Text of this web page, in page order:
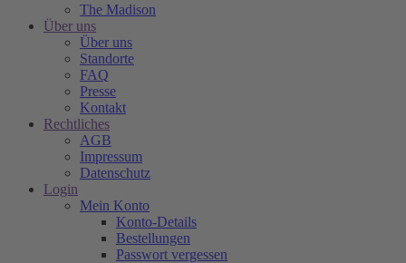
The Madison
Über uns
Über uns
Standorte
FAQ
Presse
Kontakt
Rechtliches
AGB
Impressum
Datenschutz
Login
Mein Konto
Konto-Details
Bestellungen
Passwort vergessen